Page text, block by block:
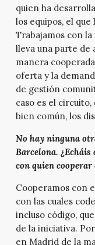
quien ha
los equipos, el
Trabajamos con
lleva una parte de
manera
oferta y la
de gestión
caso es el
bien común, los
No hay ninguna
Barcelona.
con quien cooperar
Cooperamos con
con las cuales
incluso código,
de la iniciativa.
en Madrid de la